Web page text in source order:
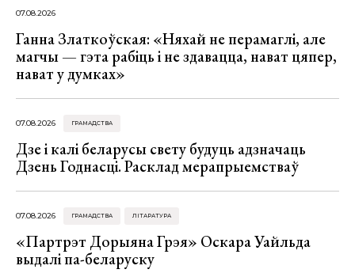
07.08.2026
Ганна Златкоўская: «Няхай не перамаглі, але
магчы — гэта рабіць і не здавацца, нават цяпер,
нават у думках»
07.08.2026 ГРАМАДСТВА
Дзе і калі беларусы свету будуць адзначаць
Дзень Годнасці. Расклад мерапрыемстваў
07.08.2026 ГРАМАДСТВА ЛІТАРАТУРА
«Партрэт Дорыяна Грэя» Оскара Уайльда
выдалі па-беларуску